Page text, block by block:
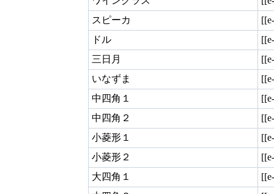
スピーカ
ドル
三日月
いなずま
中四角１
中四角２
小菱形１
小菱形２
大四角１